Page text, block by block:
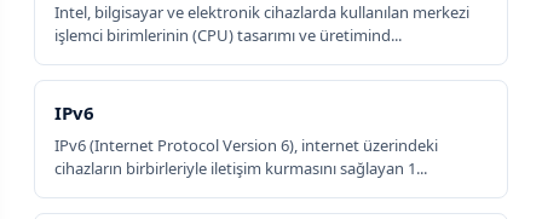
Intel, bilgisayar ve elektronik cihazlarda kullanılan merkezi
işlemci birimlerinin (CPU) tasarımı ve üretimind...
IPv6
IPv6 (Internet Protocol Version 6), internet üzerindeki
cihazların birbirleriyle iletişim kurmasını sağlayan 1...